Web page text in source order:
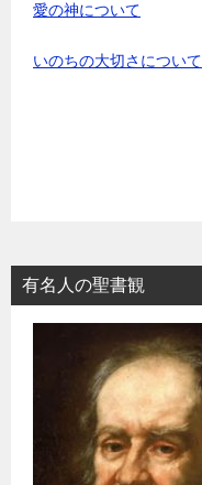
愛の神について
いのちの大切さについて
有名人の聖書観